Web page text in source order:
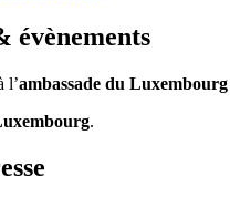
évènements
l’ambassade du Luxembourg
.